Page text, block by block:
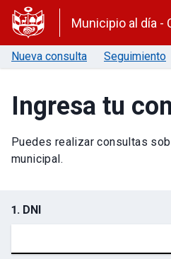
Municipio al día -
Nueva consulta Seguimiento
Ingresa tu
Puedes realizar consultas
municipal.
1. DNI